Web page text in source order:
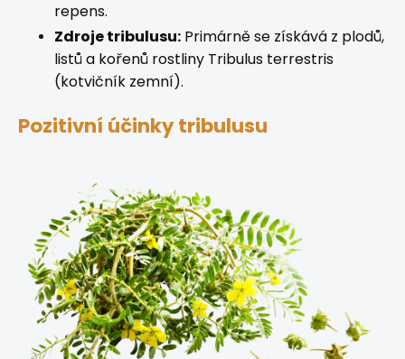
repens.
Zdroje tribulusu: Primárně se získává z plodů,
listů a kořenů rostliny Tribulus terrestris
(kotvičník zemní).
Pozitivní účinky tribulusu